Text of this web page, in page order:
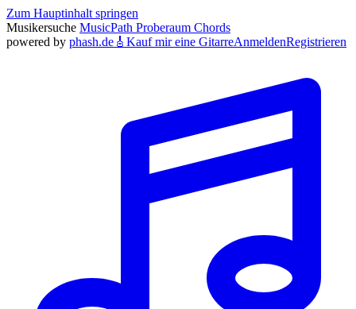
Zum Hauptinhalt springen
Musikersuche MusicPath Proberaum Chords
powered by phash.de 🎸 Kauf mir eine GitarreAnmeldenRegistrieren